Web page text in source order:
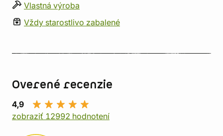
Vlastná výroba
Vždy starostlivo zabalené
Overené recenzie
4,9
zobraziť 12992 hodnotení